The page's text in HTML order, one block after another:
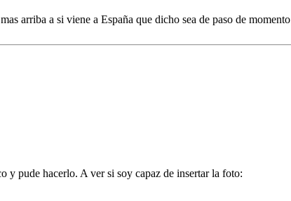
arriba a si viene a España que dicho sea de paso de momento
y pude hacerlo. A ver si soy capaz de insertar la foto: